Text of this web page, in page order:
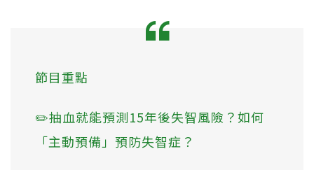
節目重點
✏️抽血就能預測15年後失智風險？如何
「主動預備」預防失智症？